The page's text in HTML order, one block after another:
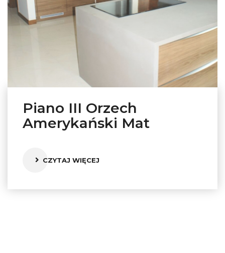
Piano III Orzech
Amerykański Mat
CZYTAJ WIĘCEJ